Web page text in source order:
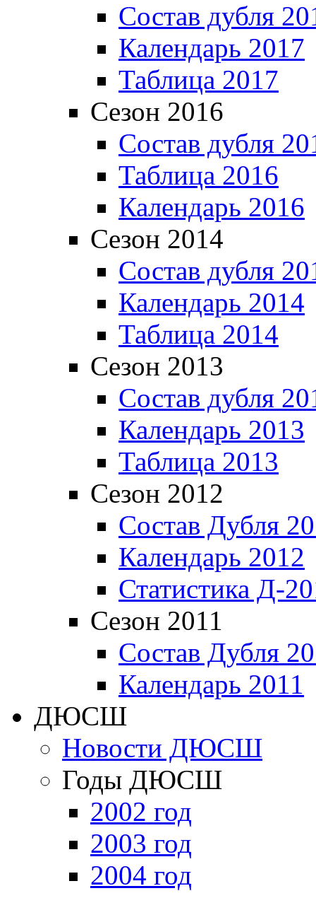
Состав дубля
Календарь 2017
Таблица 2017
Сезон 2016
Состав дубля
Таблица 2016
Календарь 2016
Сезон 2014
Состав дубля
Календарь 2014
Таблица 2014
Сезон 2013
Состав дубля
Календарь 2013
Таблица 2013
Сезон 2012
Состав Дубля
Календарь 2012
Статистика Д-
Сезон 2011
Состав Дубля
Календарь 2011
ДЮСШ
Новости ДЮСШ
Годы ДЮСШ
2002 год
2003 год
2004 год